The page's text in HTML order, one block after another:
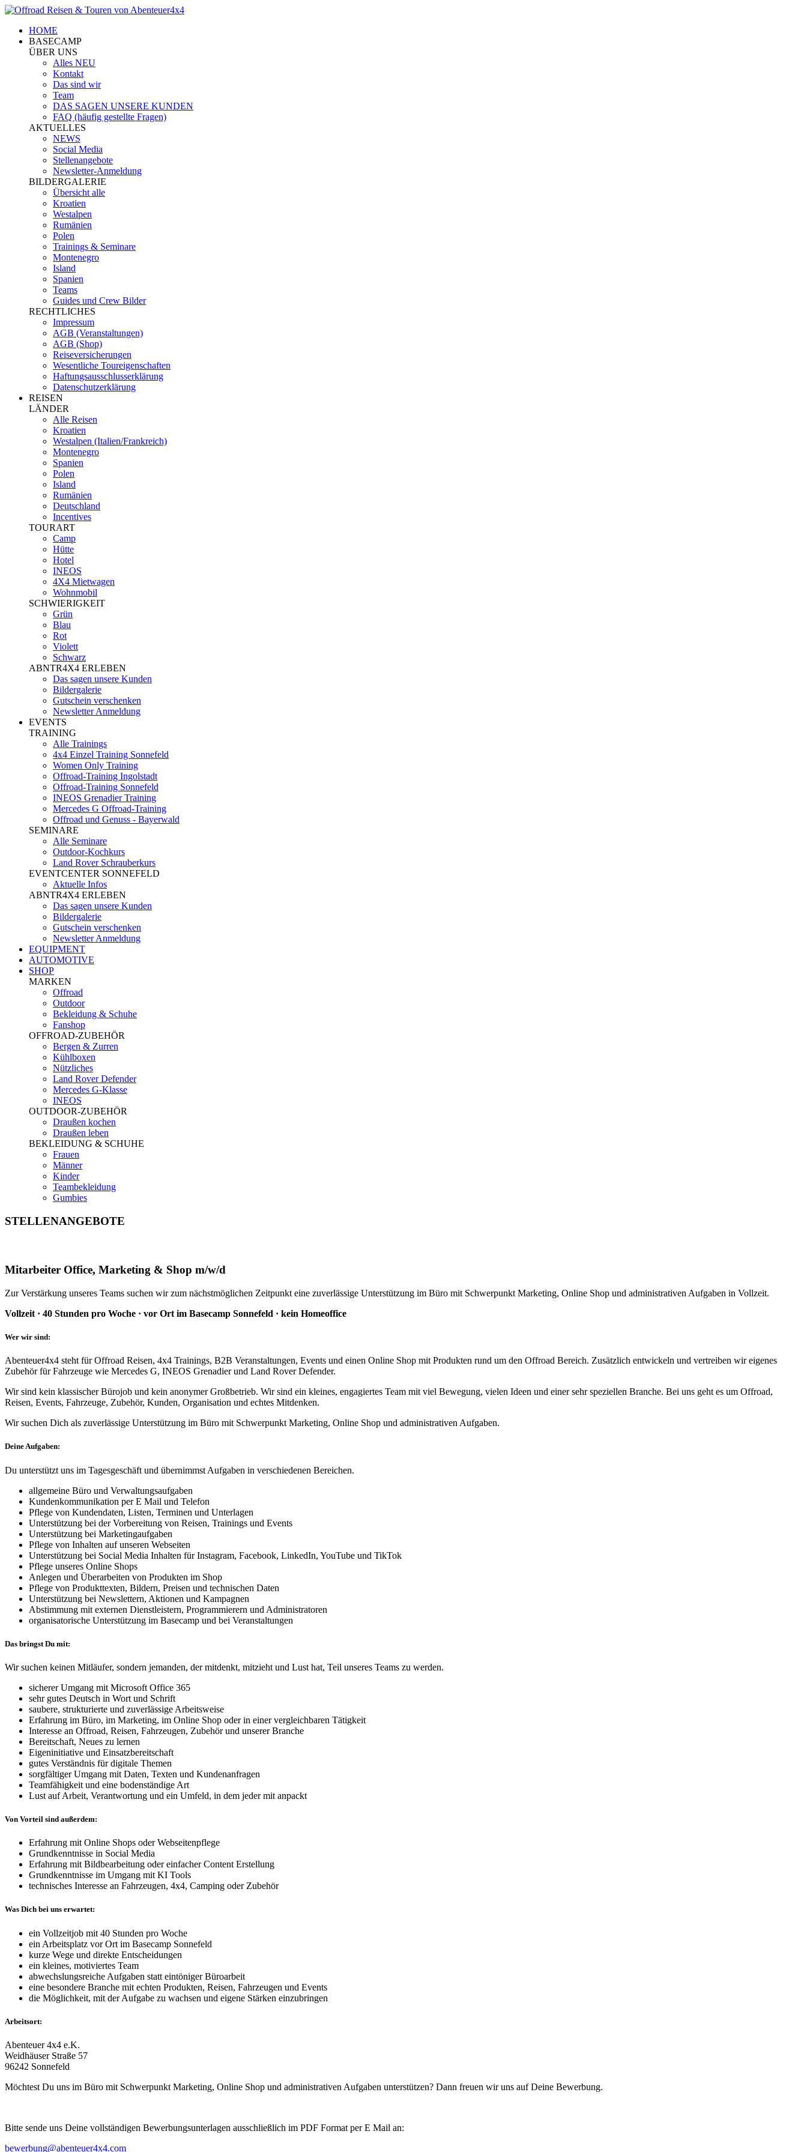
HOME
BASECAMP
ÜBER UNS
Alles NEU
Kontakt
Das sind wir
Team
DAS SAGEN UNSERE KUNDEN
FAQ (häufig gestellte Fragen)
AKTUELLES
NEWS
Social Media
Stellenangebote
Newsletter-Anmeldung
BILDERGALERIE
Übersicht alle
Kroatien
Westalpen
Rumänien
Polen
Trainings & Seminare
Montenegro
Island
Spanien
Teams
Guides und Crew Bilder
RECHTLICHES
Impressum
AGB (Veranstaltungen)
AGB (Shop)
Reiseversicherungen
Wesentliche Toureigenschaften
Haftungsausschlusserklärung
Datenschutzerklärung
REISEN
LÄNDER
Alle Reisen
Kroatien
Westalpen (Italien/Frankreich)
Montenegro
Spanien
Polen
Island
Rumänien
Deutschland
Incentives
TOURART
Camp
Hütte
Hotel
INEOS
4X4 Mietwagen
Wohnmobil
SCHWIERIGKEIT
Grün
Blau
Rot
Violett
Schwarz
ABNTR4X4 ERLEBEN
Das sagen unsere Kunden
Bildergalerie
Gutschein verschenken
Newsletter Anmeldung
EVENTS
TRAINING
Alle Trainings
4x4 Einzel Training Sonnefeld
Women Only Training
Offroad-Training Ingolstadt
Offroad-Training Sonnefeld
INEOS Grenadier Training
Mercedes G Offroad-Training
Offroad und Genuss - Bayerwald
SEMINARE
Alle Seminare
Outdoor-Kochkurs
Land Rover Schrauberkurs
EVENTCENTER SONNEFELD
Aktuelle Infos
ABNTR4X4 ERLEBEN
Das sagen unsere Kunden
Bildergalerie
Gutschein verschenken
Newsletter Anmeldung
EQUIPMENT
AUTOMOTIVE
SHOP
MARKEN
Offroad
Outdoor
Bekleidung & Schuhe
Fanshop
OFFROAD-ZUBEHÖR
Bergen & Zurren
Kühlboxen
Nützliches
Land Rover Defender
Mercedes G-Klasse
INEOS
OUTDOOR-ZUBEHÖR
Draußen kochen
Draußen leben
BEKLEIDUNG & SCHUHE
Frauen
Männer
Kinder
Teambekleidung
Gumbies
STELLENANGEBOTE
Mitarbeiter Office, Marketing & Shop m/w/d
Zur Verstärkung unseres Teams suchen wir zum nächstmöglichen Zeitpunkt eine zuverlässige Unterstützung im Büro mit Schwerpunkt Marketing, Online Shop und administrativen Aufgaben in Vollzeit.
Vollzeit · 40 Stunden pro Woche · vor Ort im Basecamp Sonnefeld · kein Homeoffice
Wer wir sind:
Abenteuer4x4 steht für Offroad Reisen, 4x4 Trainings, B2B Veranstaltungen, Events und einen Online Shop mit Produkten rund um den Offroad Bereich. Zusätzlich entwickeln und vertreiben wir eigenes
Zubehör für Fahrzeuge wie Mercedes G, INEOS Grenadier und Land Rover Defender.
Wir sind kein klassischer Bürojob und kein anonymer Großbetrieb. Wir sind ein kleines, engagiertes Team mit viel Bewegung, vielen Ideen und einer sehr speziellen Branche. Bei uns geht es um Offroad,
Reisen, Events, Fahrzeuge, Zubehör, Kunden, Organisation und echtes Mitdenken.
Wir suchen Dich als zuverlässige Unterstützung im Büro mit Schwerpunkt Marketing, Online Shop und administrativen Aufgaben.
Deine Aufgaben:
Du unterstützt uns im Tagesgeschäft und übernimmst Aufgaben in verschiedenen Bereichen.
allgemeine Büro und Verwaltungsaufgaben
Kundenkommunikation per E Mail und Telefon
Pflege von Kundendaten, Listen, Terminen und Unterlagen
Unterstützung bei der Vorbereitung von Reisen, Trainings und Events
Unterstützung bei Marketingaufgaben
Pflege von Inhalten auf unseren Webseiten
Unterstützung bei Social Media Inhalten für Instagram, Facebook, LinkedIn, YouTube und TikTok
Pflege unseres Online Shops
Anlegen und Überarbeiten von Produkten im Shop
Pflege von Produkttexten, Bildern, Preisen und technischen Daten
Unterstützung bei Newslettern, Aktionen und Kampagnen
Abstimmung mit externen Dienstleistern, Programmierern und Administratoren
organisatorische Unterstützung im Basecamp und bei Veranstaltungen
Das bringst Du mit:
Wir suchen keinen Mitläufer, sondern jemanden, der mitdenkt, mitzieht und Lust hat, Teil unseres Teams zu werden.
sicherer Umgang mit Microsoft Office 365
sehr gutes Deutsch in Wort und Schrift
saubere, strukturierte und zuverlässige Arbeitsweise
Erfahrung im Büro, im Marketing, im Online Shop oder in einer vergleichbaren Tätigkeit
Interesse an Offroad, Reisen, Fahrzeugen, Zubehör und unserer Branche
Bereitschaft, Neues zu lernen
Eigeninitiative und Einsatzbereitschaft
gutes Verständnis für digitale Themen
sorgfältiger Umgang mit Daten, Texten und Kundenanfragen
Teamfähigkeit und eine bodenständige Art
Lust auf Arbeit, Verantwortung und ein Umfeld, in dem jeder mit anpackt
Von Vorteil sind außerdem:
Erfahrung mit Online Shops oder Webseitenpflege
Grundkenntnisse in Social Media
Erfahrung mit Bildbearbeitung oder einfacher Content Erstellung
Grundkenntnisse im Umgang mit KI Tools
technisches Interesse an Fahrzeugen, 4x4, Camping oder Zubehör
Was Dich bei uns erwartet:
ein Vollzeitjob mit 40 Stunden pro Woche
ein Arbeitsplatz vor Ort im Basecamp Sonnefeld
kurze Wege und direkte Entscheidungen
ein kleines, motiviertes Team
abwechslungsreiche Aufgaben statt eintöniger Büroarbeit
eine besondere Branche mit echten Produkten, Reisen, Fahrzeugen und Events
die Möglichkeit, mit der Aufgabe zu wachsen und eigene Stärken einzubringen
Arbeitsort:
Abenteuer 4x4 e.K.
Weidhäuser Straße 57
96242 Sonnefeld
Möchtest Du uns im Büro mit Schwerpunkt Marketing, Online Shop und administrativen Aufgaben unterstützen? Dann freuen wir uns auf Deine Bewerbung.
Bitte sende uns Deine vollständigen Bewerbungsunterlagen ausschließlich im PDF Format per E Mail an:
bewerbung@abenteuer4x4.com